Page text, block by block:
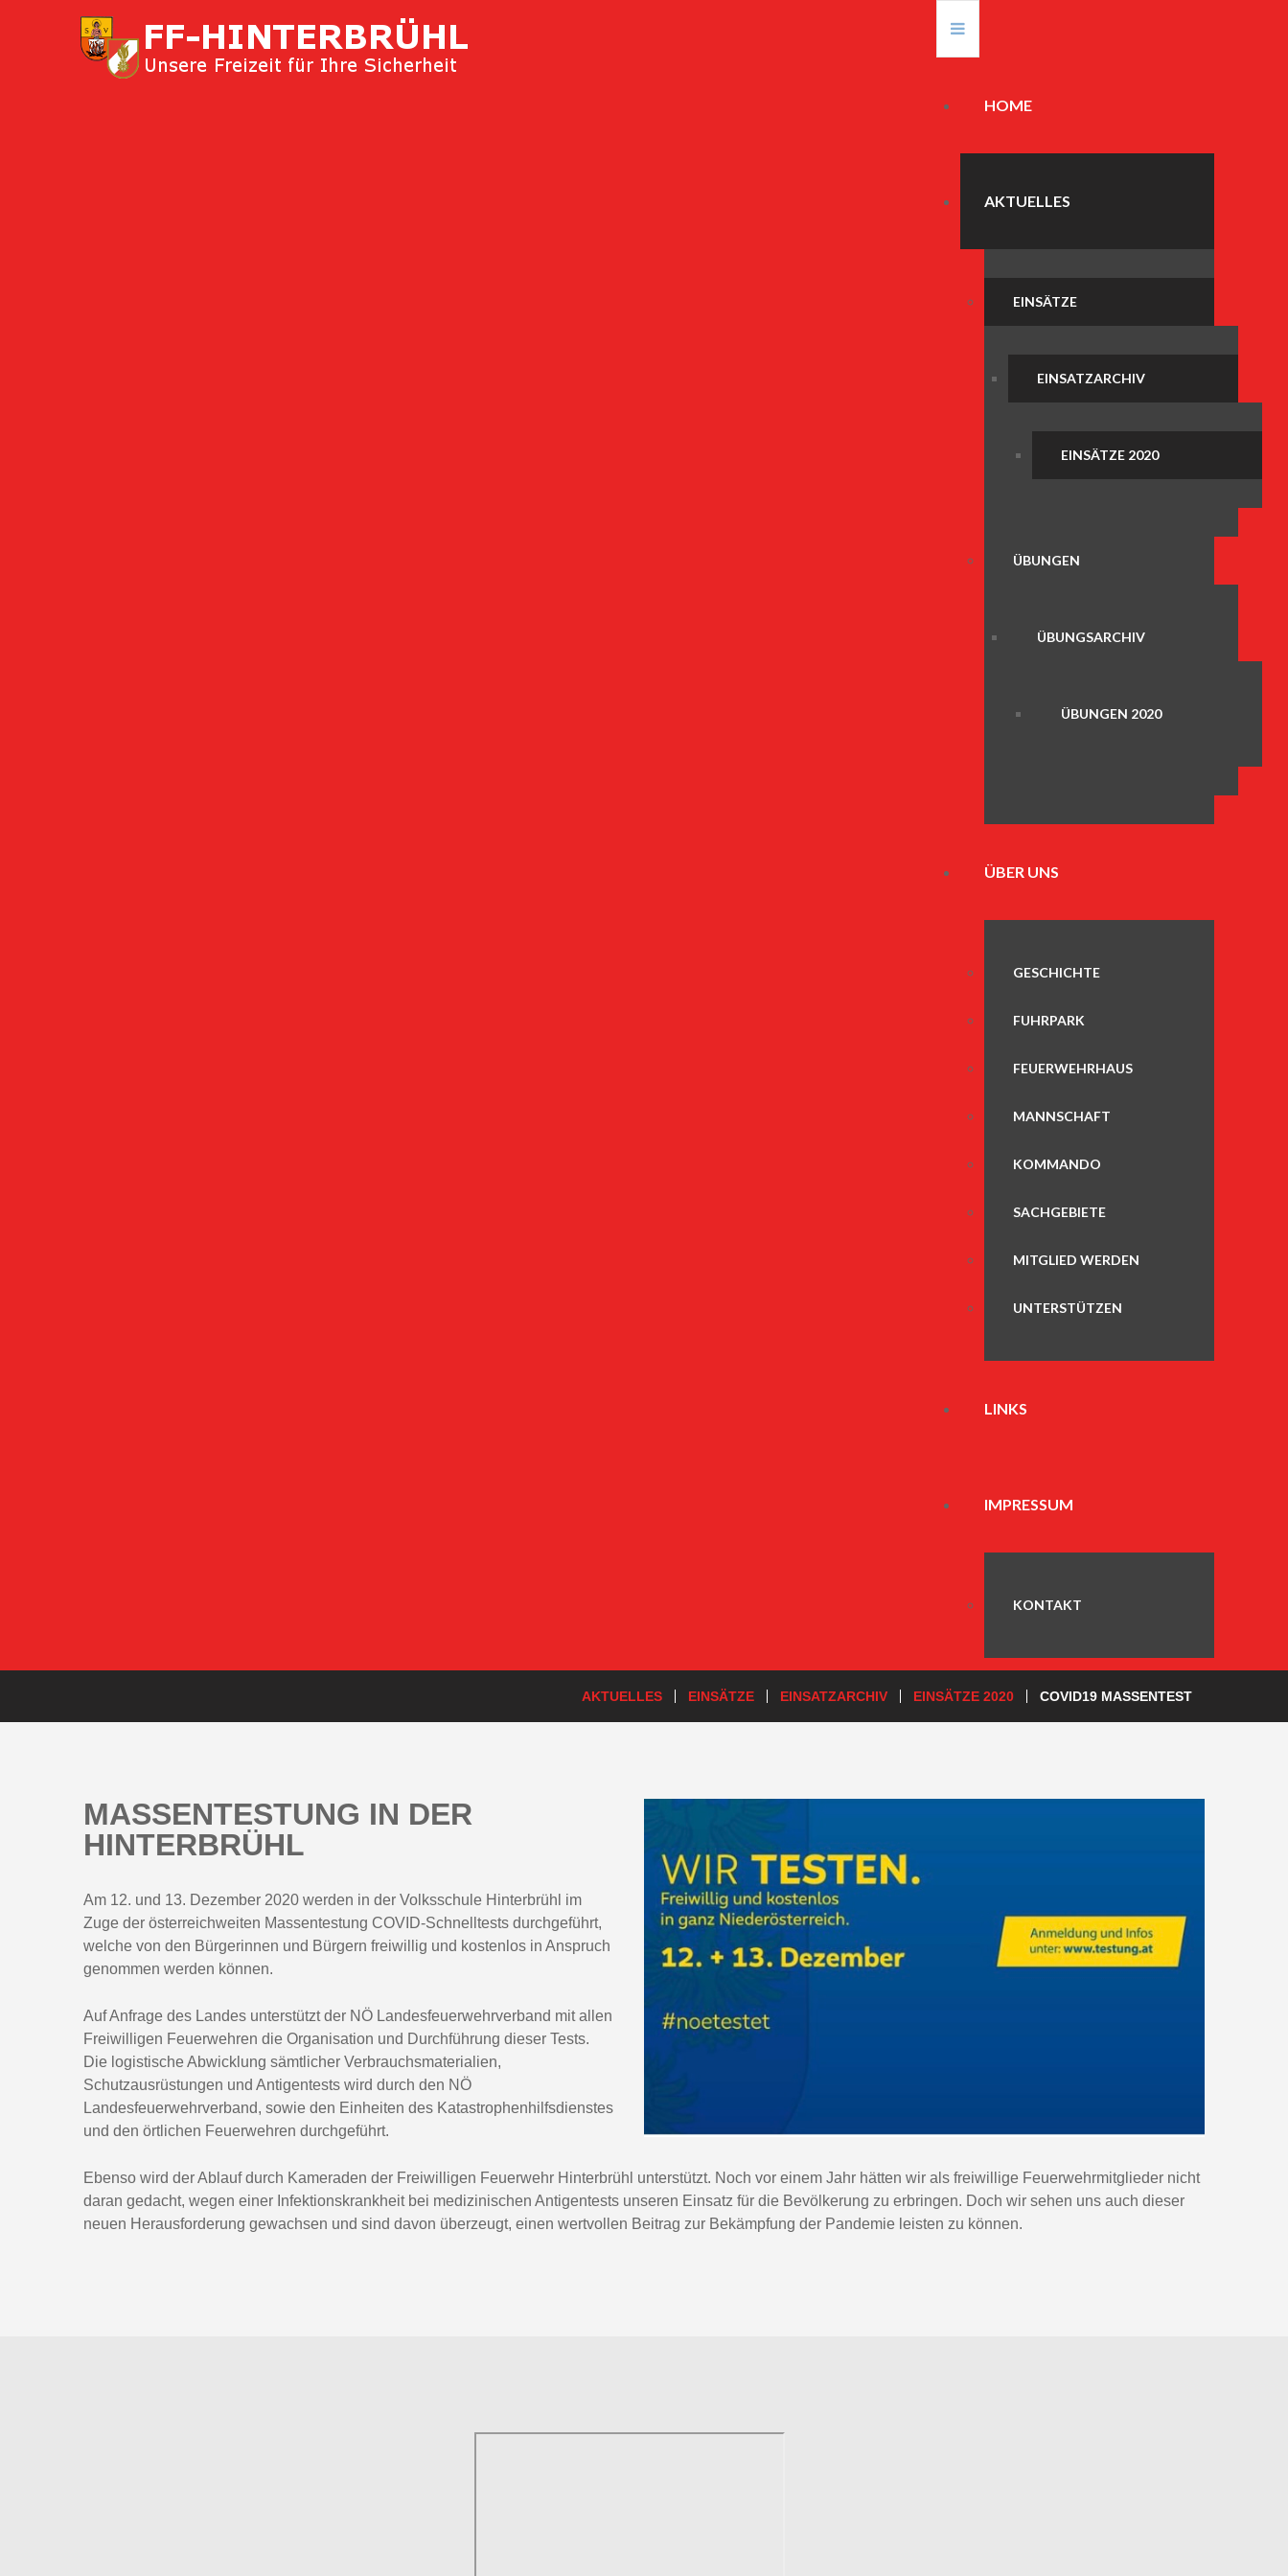
HOME
AKTUELLES
EINSÄTZE
EINSATZARCHIV
EINSÄTZE 2020
ÜBUNGEN
ÜBUNGSARCHIV
ÜBUNGEN 2020
ÜBER UNS
GESCHICHTE
FUHRPARK
FEUERWEHRHAUS
MANNSCHAFT
KOMMANDO
SACHGEBIETE
MITGLIED WERDEN
UNTERSTÜTZEN
LINKS
IMPRESSUM
KONTAKT
AKTUELLES EINSÄTZE EINSATZARCHIV EINSÄTZE 2020 COVID19 MASSENTEST
MASSENTESTUNG IN DER
HINTERBRÜHL
Am 12. und 13. Dezember 2020 werden in der Volksschule Hinterbrühl im
Zuge der österreichweiten Massentestung COVID-Schnelltests durchgeführt,
welche von den Bürgerinnen und Bürgern freiwillig und kostenlos in Anspruch
genommen werden können.
Auf Anfrage des Landes unterstützt der NÖ Landesfeuerwehrverband mit allen
Freiwilligen Feuerwehren die Organisation und Durchführung dieser Tests.
Die logistische Abwicklung sämtlicher Verbrauchsmaterialien,
Schutzausrüstungen und Antigentests wird durch den NÖ
Landesfeuerwehrverband, sowie den Einheiten des Katastrophenhilfsdienstes
und den örtlichen Feuerwehren durchgeführt.
Ebenso wird der Ablauf durch Kameraden der Freiwilligen Feuerwehr Hinterbrühl unterstützt. Noch vor einem Jahr hätten wir als freiwillige Feuerwehrmitglieder nicht
daran gedacht, wegen einer Infektionskrankheit bei medizinischen Antigentests unseren Einsatz für die Bevölkerung zu erbringen. Doch wir sehen uns auch dieser
neuen Herausforderung gewachsen und sind davon überzeugt, einen wertvollen Beitrag zur Bekämpfung der Pandemie leisten zu können.